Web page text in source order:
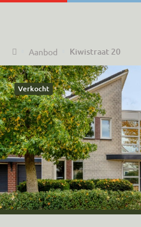
HomeAanbod Kiwistraat 20
Verkocht